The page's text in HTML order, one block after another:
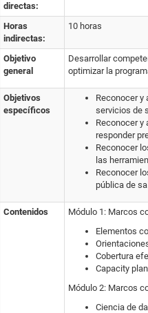
directas:
Horas
indirectas:
10 horas
Objetivo
general
Desarrollar
optimizar la
Objetivos
específicos
Reconocer y
servicios de
Reconocer
responder
Reconocer
las
Reconocer
pública de
Contenidos
Módulo 1: Marcos
Elementos
Cobertura
Capacity
Módulo 2: Marcos
Ciencia de